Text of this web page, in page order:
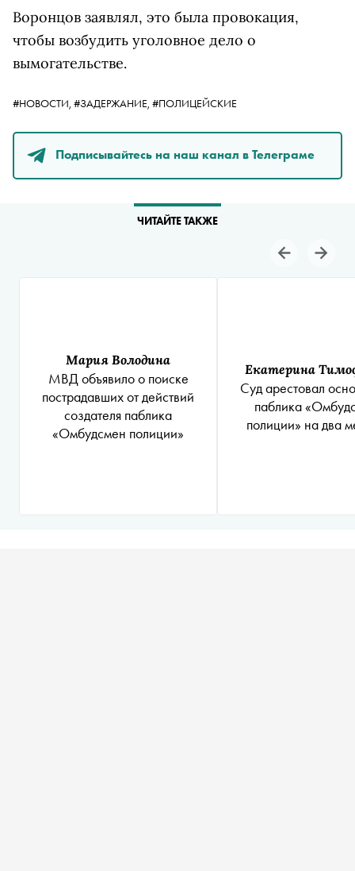
Воронцов заявлял, это была провокация,
чтобы возбудить уголовное дело о
вымогательстве.
#НОВОСТИ, #ЗАДЕРЖАНИЕ, #ПОЛИЦЕЙСКИЕ
Подписывайтесь на наш канал в Телеграме
ЧИТАЙТЕ ТАКЖЕ
Мария Володина
МВД объявило о поиске
пострадавших от действий
создателя паблика
«Омбудсмен полиции»
Екатерина
Суд арестовал
паблика
полиции» на два